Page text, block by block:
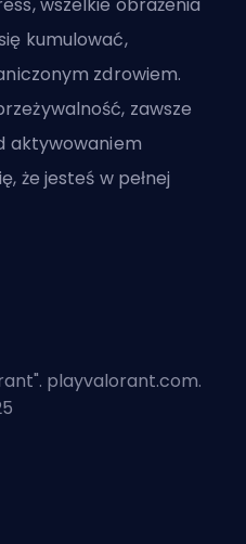
kumulować,
zdrowiem.
zawsze
aktywowaniem
że jesteś w pełnej
". playvalorant.com.